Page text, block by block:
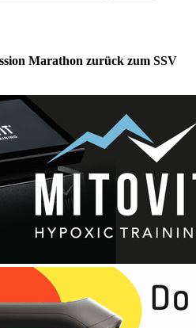
Marathon zurück zum SSV